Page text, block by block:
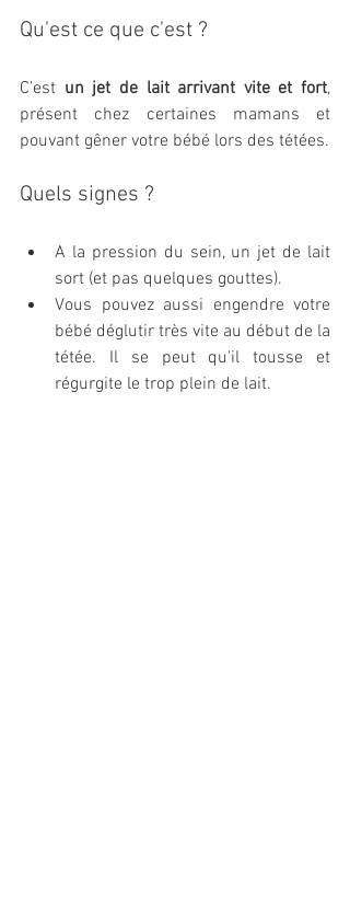
Qu'est ce que c'est ?
C’est un jet de lait arrivant vite et fort,
présent chez certaines mamans et
pouvant gêner votre bébé lors des tétées.
Quels signes ?
A la pression du sein, un jet de lait
sort (et pas quelques gouttes).
Vous pouvez aussi engendre votre
bébé déglutir très vite au début de la
tétée. Il se peut qu'il tousse et
régurgite le trop plein de lait.